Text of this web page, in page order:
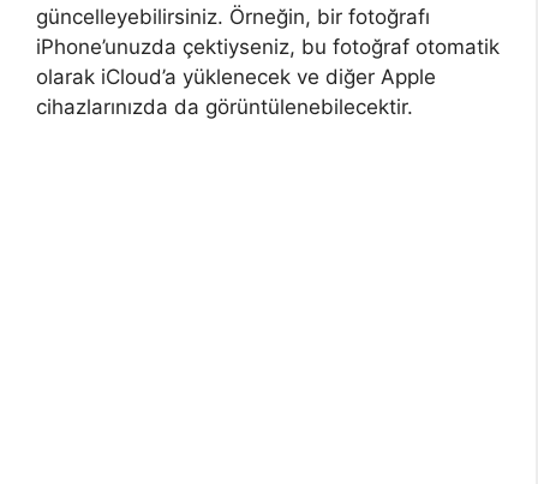
güncelleyebilirsiniz. Örneğin, bir fotoğrafı
iPhone’unuzda çektiyseniz, bu fotoğraf otomatik
olarak iCloud’a yüklenecek ve diğer Apple
cihazlarınızda da görüntülenebilecektir.